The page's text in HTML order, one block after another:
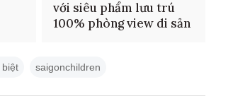
với siêu phẩm lưu trú
100% phòng view di sản
biệt saigonchildren